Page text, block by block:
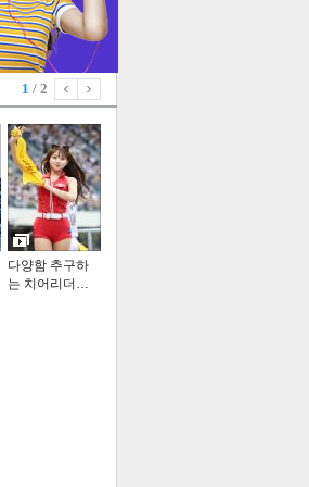
1 / 2
다양함 추구하
는 치어리더…